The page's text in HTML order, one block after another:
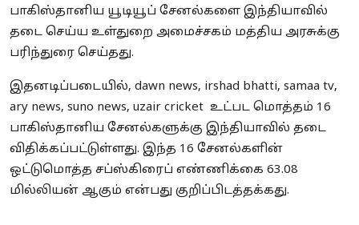
பாகிஸ்தானிய யூடியூப் சேனல்களை இந்தியாவில்
தடை செய்ய உள்துறை அமைச்சகம் மத்திய அரசுக்கு
பரிந்துரை செய்தது.
இதனடிப்படையில், dawn news, irshad bhatti, samaa tv,
ary news, suno news, uzair cricket உட்பட மொத்தம் 16
பாகிஸ்தானிய சேனல்களுக்கு இந்தியாவில் தடை
விதிக்கப்பட்டுள்ளது. இந்த 16 சேனல்களின்
ஒட்டுமொத்த சப்ஸ்கிரைப் எண்ணிக்கை 63.08
மில்லியன் ஆகும் என்பது குறிப்பிடத்தக்கது.